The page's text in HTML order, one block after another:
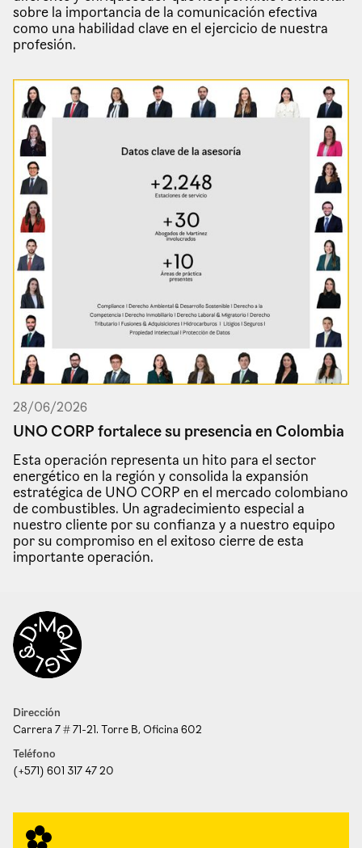
sobre la importancia de la comunicación efectiva
como una habilidad clave en el ejercicio de nuestra
profesión.
28/06/2026
UNO CORP fortalece su presencia en Colombia
Esta operación representa un hito para el sector
energético en la región y consolida la expansión
estratégica de UNO CORP en el mercado colombiano
de combustibles. Un agradecimiento especial a
nuestro cliente por su confianza y a nuestro equipo
por su compromiso en el exitoso cierre de esta
importante operación.
Dirección
Carrera 7 # 71-21. Torre B, Oficina 602
Teléfono
(+571) 601 317 47 20